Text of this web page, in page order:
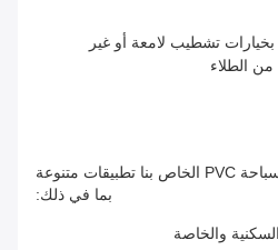
طلاء عالي الجودة: طلاء PVC بخيارات تشطيب لامعة أو غير
الطلاء
يخدم قماش بطانة حمام السباحة PVC الخاص بنا تطبيقات متنوعة
بما في ذلك:
والخاصة